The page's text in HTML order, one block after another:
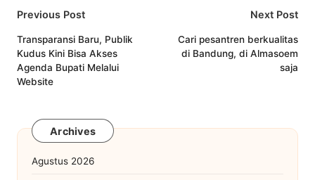
Post
navigation
Previous Post
Transparansi Baru, Publik
Kudus Kini Bisa Akses
Agenda Bupati Melalui
Website
Next Post
Cari pesantren berkualitas
di Bandung, di Almasoem
saja
Archives
Agustus 2026